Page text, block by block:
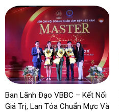
Ban Lãnh Đạo VBBC – Kết Nối
Giá Trị, Lan Tỏa Chuẩn Mực Và